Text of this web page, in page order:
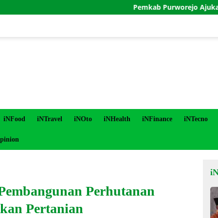
Pemkab Purworejo Ajukan
iNFood iNTravel iNOto iNHealth iNFinance iNTecno
Perhutanan
Pertanian